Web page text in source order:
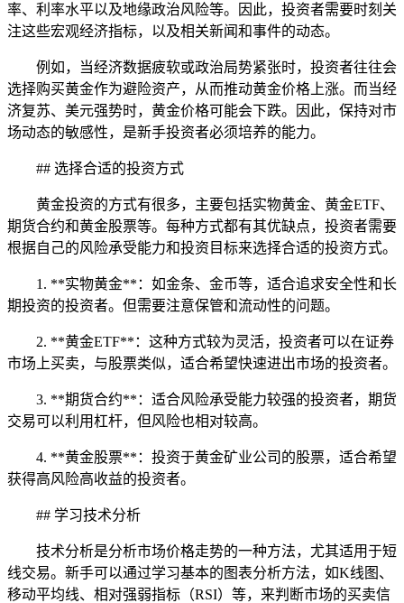
率、利率水平以及地缘政治风险等。因此，投资者需要时刻关
注这些宏观经济指标，以及相关新闻和事件的动态。
例如，当经济数据疲软或政治局势紧张时，投资者往往会
选择购买黄金作为避险资产，从而推动黄金价格上涨。而当经
济复苏、美元强势时，黄金价格可能会下跌。因此，保持对市
场动态的敏感性，是新手投资者必须培养的能力。
## 选择合适的投资方式
黄金投资的方式有很多，主要包括实物黄金、黄金ETF、
期货合约和黄金股票等。每种方式都有其优缺点，投资者需要
根据自己的风险承受能力和投资目标来选择合适的投资方式。
1. **实物黄金**：如金条、金币等，适合追求安全性和长
期投资的投资者。但需要注意保管和流动性的问题。
2. **黄金ETF**：这种方式较为灵活，投资者可以在证券
市场上买卖，与股票类似，适合希望快速进出市场的投资者。
3. **期货合约**：适合风险承受能力较强的投资者，期货
交易可以利用杠杆，但风险也相对较高。
4. **黄金股票**：投资于黄金矿业公司的股票，适合希望
获得高风险高收益的投资者。
## 学习技术分析
技术分析是分析市场价格走势的一种方法，尤其适用于短
线交易。新手可以通过学习基本的图表分析方法，如K线图、
移动平均线、相对强弱指标（RSI）等，来判断市场的买卖信